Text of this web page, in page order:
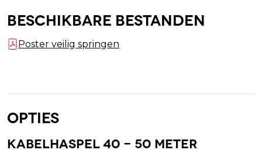
Beschikbare bestanden
Poster veilig springen
Opties
Kabelhaspel 40 - 50 meter